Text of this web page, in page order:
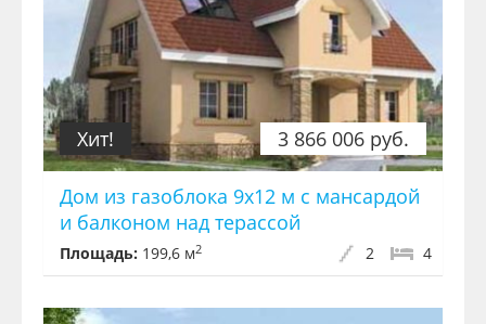
3 866 006 руб.
Хит!
Дом из газоблока 9х12 м с мансардой
и балконом над терассой
Площадь: 199,6 м2 4
2